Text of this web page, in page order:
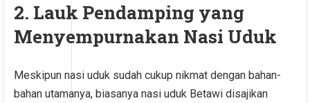
2. Lauk Pendamping yang
Menyempurnakan Nasi Uduk
Meskipun nasi uduk sudah cukup nikmat dengan bahan-
bahan utamanya, biasanya nasi uduk Betawi disajikan